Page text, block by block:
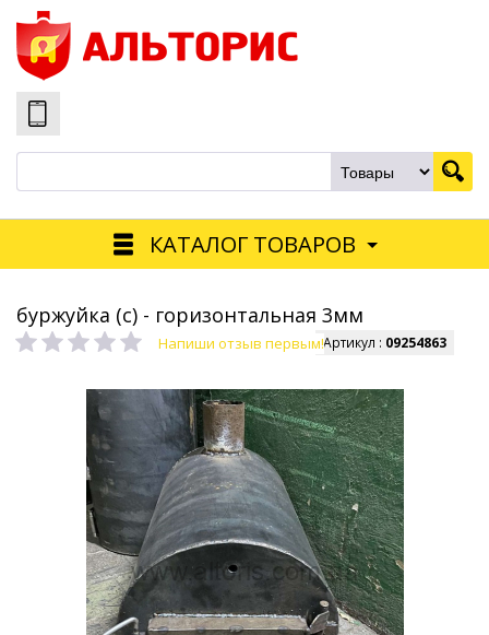
КАТАЛОГ ТОВАРОВ
буржуйка (с) - горизонтальная 3мм
Напиши отзыв первым!Артикул : 09254863